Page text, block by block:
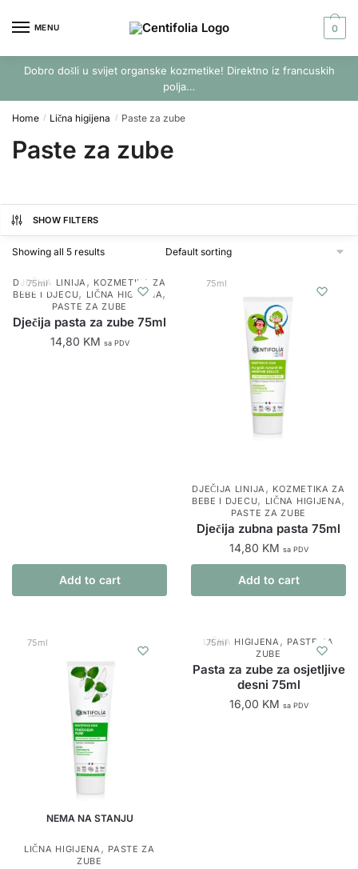
MENU 0
Dobro došli u svijet organske kozmetike! Direktno iz francuskih
polja…
Home / Lična higijena / Paste za zube
Paste za zube
SHOW FILTERS
Showing all 5 results
75ml
DJEČIJA LINIJA , KOZMETIKA ZA
BEBE I DJECU, LIČNA HIGIJENA,
PASTE ZA ZUBE
Dječija pasta za zube 75ml
14,80 KM sa PDV
Add to cart
75ml
DJEČIJA LINIJA , KOZMETIKA ZA
BEBE I DJECU, LIČNA HIGIJENA,
PASTE ZA ZUBE
Dječija zubna pasta 75ml
14,80 KM sa PDV
Add to cart
75ml
NEMA NA STANJU
LIČNA HIGIJENA , PASTE ZA
ZUBE
75ml
LIČNA HIGIJENA , PASTE ZA
ZUBE
Pasta za zube za osjetljive
desni 75ml
16,00 KM sa PDV